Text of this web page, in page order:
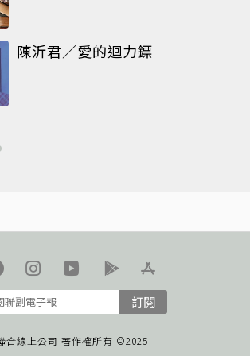
陳沂君／愛的迴力鏢
訂閱
合線上公司 著作權所有 ©2025